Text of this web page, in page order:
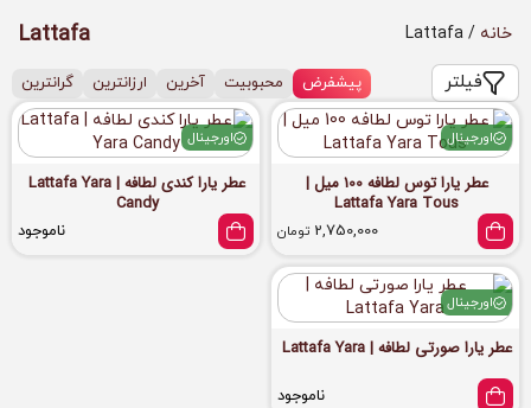
خانه/ Lattafa
Lattafa
پیشفرض محبوبیت آخرین ارزانترین گرانترین فیلتر
اورجینال
عطر یارا توس لطافه 100 میل |
Lattafa Yara Tous
2,750,000 تومان
اورجینال
عطر یارا کندی لطافه | Lattafa Yara
Candy
ناموجود
اورجینال
عطر یارا صورتی لطافه | Lattafa Yara
ناموجود